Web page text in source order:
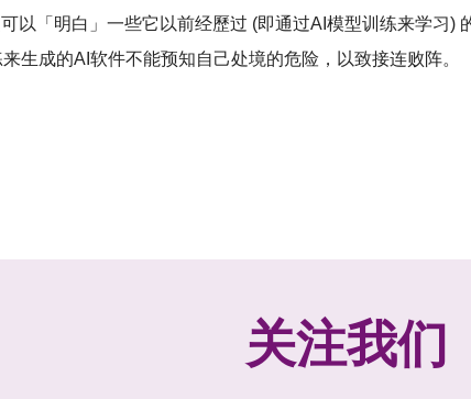
「明白」一些它以前经歷过 (即通过AI模型训练来学习)
生成的AI软件不能预知自己处境的危险，以致接连败阵。
关注我们